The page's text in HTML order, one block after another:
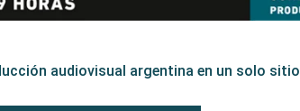
audiovisual argentina en un solo sitio